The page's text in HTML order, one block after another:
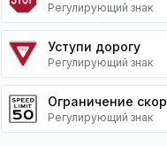
Регулирующий знак
Уступи дорогу
Регулирующий знак
Ограничение
Регулирующий знак